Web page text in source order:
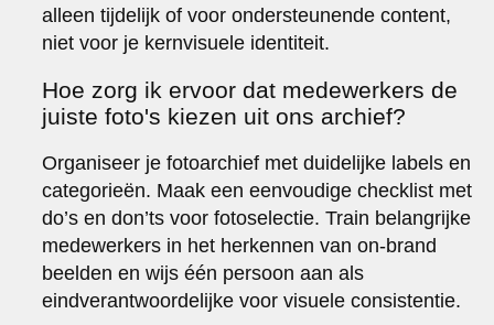
alleen tijdelijk of voor ondersteunende content,
niet voor je kernvisuele identiteit.
Hoe zorg ik ervoor dat medewerkers de
juiste foto's kiezen uit ons archief?
Organiseer je fotoarchief met duidelijke labels en
categorieën. Maak een eenvoudige checklist met
do’s en don’ts voor fotoselectie. Train belangrijke
medewerkers in het herkennen van on-brand
beelden en wijs één persoon aan als
eindverantwoordelijke voor visuele consistentie.